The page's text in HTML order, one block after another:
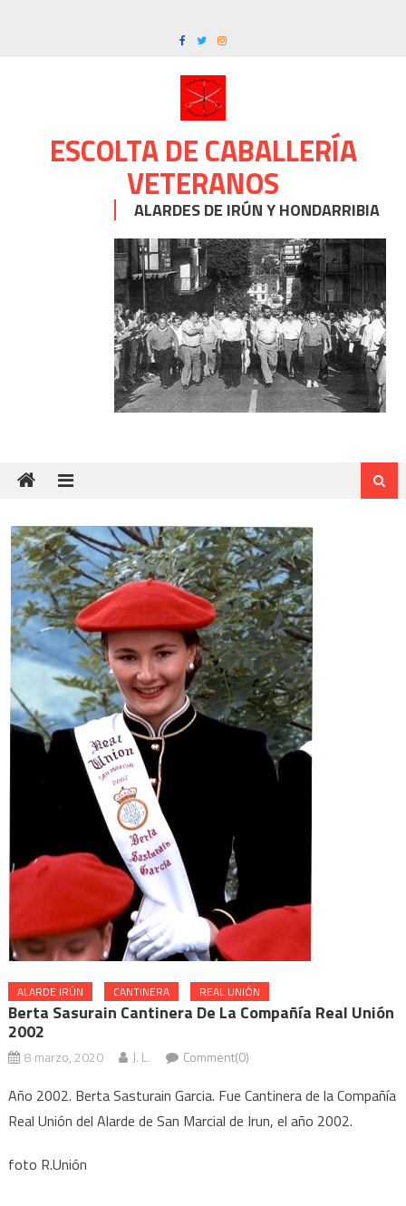
ESCOLTA DE CABALLERÍA
VETERANOS
ALARDES DE IRÚN Y HONDARRIBIA
ALARDE IRÚN CANTINERA REAL UNIÓN
Berta Sasurain Cantinera De La Compañía Real Unión
2002
8 marzo, 2020 J. L. Comment(0)
Año 2002. Berta Sasturain Garcia. Fue Cantinera de la Compañía
Real Unión del Alarde de San Marcial de Irun, el año 2002.
foto R.Unión